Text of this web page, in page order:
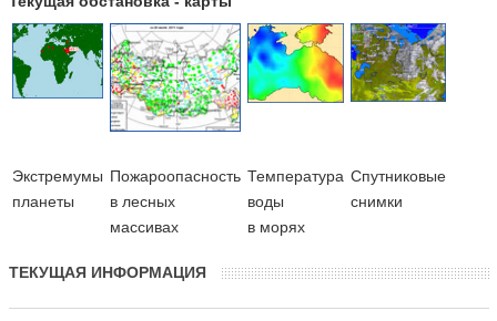
Экстремумы
планеты
Пожароопасность
в лесных
массивах
Температура
воды
в морях
Cпутниковые
снимки
ТЕКУЩАЯ ИНФОРМАЦИЯ